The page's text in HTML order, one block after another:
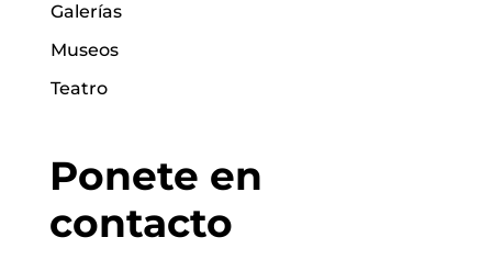
Galerías
Museos
Teatro
Ponete en
contacto